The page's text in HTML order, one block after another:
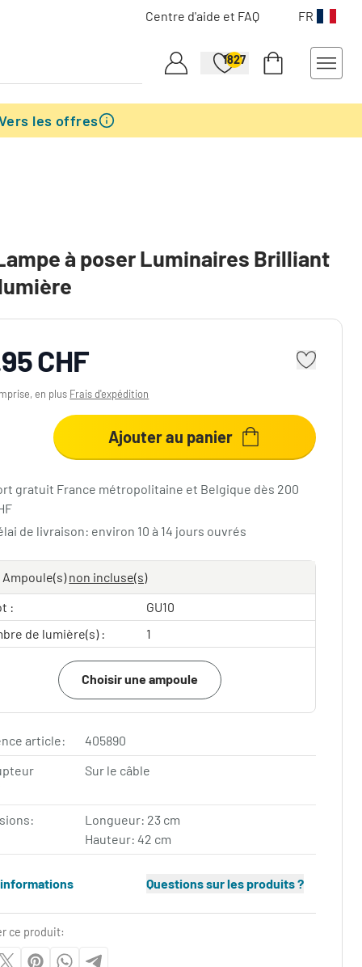
Centre d'aide et FAQ FR
1827
les offres
à poser Luminaires Brilliant
CHF
en plus Frais d'expédition
Ajouter au panier
gratuit France métropolitaine et Belgique dès 200
de livraison: environ 10 à 14 jours ouvrés
Ampoule(s)non incluse(s)
:
GU10
de lumière(s) :
1
Choisir une ampoule
article:
405890
Sur le câble
Longueur: 23 cm
Hauteur: 42 cm
Questions sur les produits ?
ce produit: